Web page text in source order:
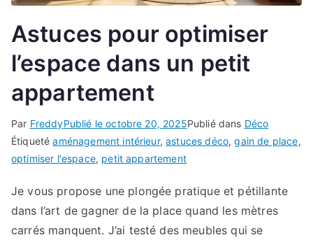
Astuces pour optimiser
l’espace dans un petit
appartement
Par FreddyPublié leoctobre 20, 2025Publié dans Déco
Étiquetéaménagement intérieur,astuces déco,gain de place,
optimiser l'espace, petit appartement
Je vous propose une plongée pratique et pétillante
dans l’art de gagner de la place quand les mètres
carrés manquent. J’ai testé des meubles qui se